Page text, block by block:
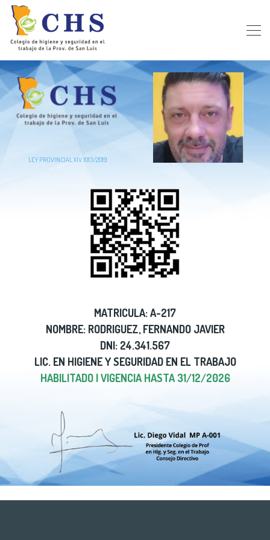
LEY PROVINCIAL XIV 1013/2019
MATRICULA: A-217
NOMBRE: RODRIGUEZ, FERNANDO JAVIER
DNI: 24.341.567
LIC. EN HIGIENE Y SEGURIDAD EN EL TRABAJO
HABILITADO | VIGENCIA HASTA 31/12/2026